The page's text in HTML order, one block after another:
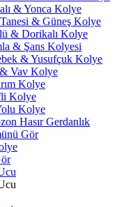
& Yonca Kolye
& Güneş Kolye
& Dorikalı Kolye
& Şans Kolyesi
& Yusufçuk Kolye
Vav Kolye
Kolye
Kolye
Kolye
Hasır Gerdanlık
Gör